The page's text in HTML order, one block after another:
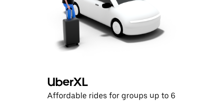
UberXL
Affordable rides for groups up to 6